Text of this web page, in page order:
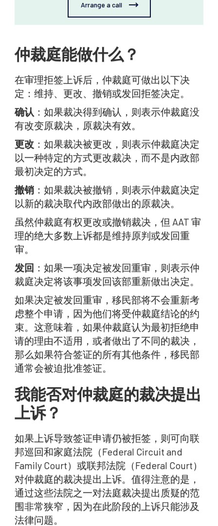
Arrange a call
仲裁庭能做什么？
在审理拒签上诉后，仲裁庭可做出以下决
定：维持、更改、撤销或发回拒签决定。
确认 ：如果裁决得到确认，则表示仲裁庭没
有改变原裁决，原裁决有效。
更改 ：如果裁决被更改，则表示仲裁庭决定
以一种特定的方式更改裁决，而不是内政部
最初决定的方式。
撤销 ：如果裁决被撤销，则表示仲裁庭决定
以新的裁决取代内政部做出的原裁决。
虽然仲裁庭有权更改或撤销裁决，但 AAT 审
理的绝大多数上诉都是维持原判或发回重
审。
发回 ：如果一项决定被发回重审，则表示仲
裁庭决定将该事项发回该部重新做出决定。
如果决定被发回重审，移民部将不会重新考
虑整个申请，因为他们将受仲裁庭结论的约
束。这意味着，如果仲裁庭认为最初拒绝申
请的理由不适用，或者做出了不同的裁决，
那么如果符合签证的所有其他条件，移民部
通常会被迫批准签证。
我能否对仲裁庭的裁决提出
上诉？
如果上诉导致签证申请仍被拒签，则可向联
邦巡回和家庭法院（Federal Circuit and
Family Court）或联邦法院（Federal Court）
对仲裁庭的裁决提出上诉。值得注意的是，
通过这些法院之一对法庭裁决提出质疑的范
围非常狭窄，因为在此阶段的上诉只能涉及
法律问题。